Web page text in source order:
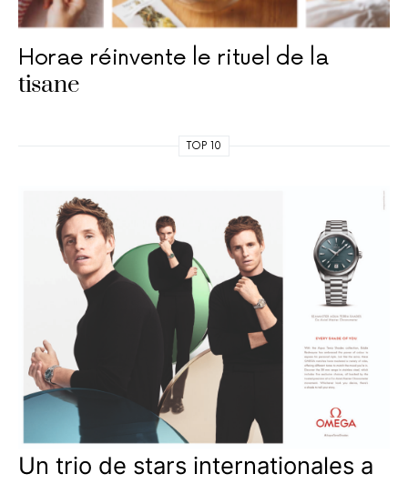
Horae réinvente le rituel de la
tisane
TOP 10
Un trio de stars internationales a